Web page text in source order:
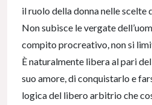
il ruolo della donna nelle scelte
Non subisce le vergate
compito procreativo, non si
È naturalmente libera al pari
suo amore, di conquistarlo e
logica del libero arbitrio che